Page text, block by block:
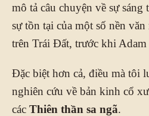
mô tả câu chuyện về sự sáng
sự tồn tại của một số nền
trên Trái Đất, trước khi Adam
Đặc biệt hơn cả, điều mà tôi
nghiên cứu về bản kinh cổ
các Thiên thần sa ngã.